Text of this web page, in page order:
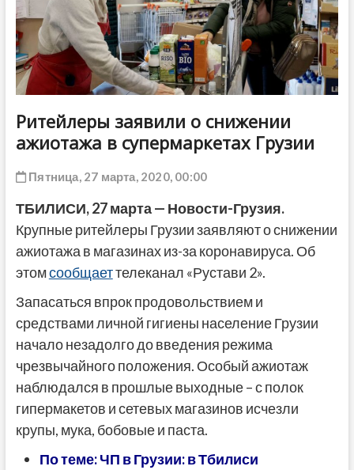
Ритейлеры заявили о снижении
ажиотажа в супермаркетах Грузии
Пятница, 27 марта, 2020, 00:00
ТБИЛИСИ, 27 марта — Новости-Грузия.
Крупные ритейлеры Грузии заявляют о снижении
ажиотажа в магазинах из-за коронавируса. Об
этомсообщаеттелеканал «Рустави 2».
Запасаться впрок продовольствием и
средствами личной гигиены население Грузии
начало незадолго до введения режима
чрезвычайного положения. Особый ажиотаж
наблюдался в прошлые выходные – с полок
гипермакетов и сетевых магазинов исчезли
крупы, мука, бобовые и паста.
По теме: ЧП в Грузии: в Тбилиси